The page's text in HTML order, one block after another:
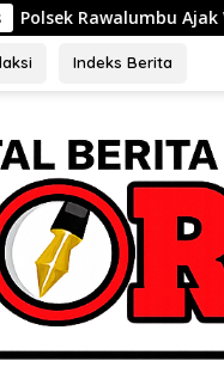
Duren Jaya
Indeks Berita